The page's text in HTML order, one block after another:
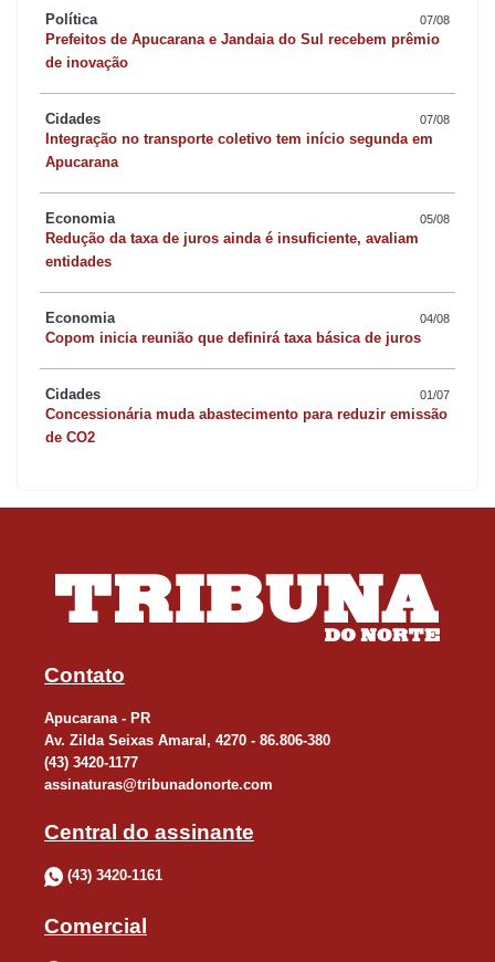
Política 07/08
Prefeitos de Apucarana e Jandaia do Sul recebem prêmio
de inovação
Cidades 07/08
Integração no transporte coletivo tem início segunda em
Apucarana
Economia 05/08
Redução da taxa de juros ainda é insuficiente, avaliam
entidades
Economia 04/08
Copom inicia reunião que definirá taxa básica de juros
Cidades 01/07
Concessionária muda abastecimento para reduzir emissão
de CO2
Contato
Apucarana - PR
Av. Zilda Seixas Amaral, 4270 - 86.806-380
(43) 3420-1177
assinaturas@tribunadonorte.com
Central do assinante
(43) 3420-1161
Comercial